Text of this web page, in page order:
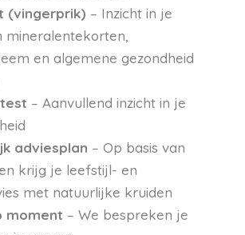
(vingerprik) – Inzicht in je
mineralentekorten,
en algemene gezondheid
– Aanvullend inzicht in je
adviesplan – Op basis van
krijg je leefstijl- en
met natuurlijke kruiden
moment – We bespreken je